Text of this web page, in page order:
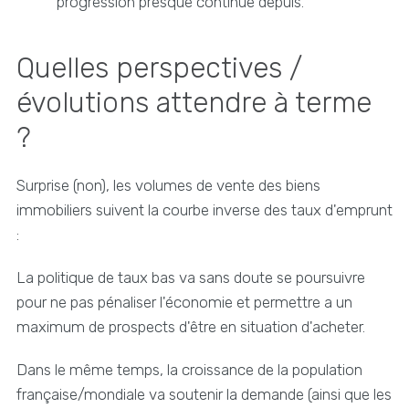
Quelles perspectives /
évolutions attendre à terme
?
Surprise (non), les volumes de vente des biens
immobiliers suivent la courbe inverse des taux d'emprunt
:
La politique de taux bas va sans doute se poursuivre
pour ne pas pénaliser l'économie et permettre a un
maximum de prospects d'être en situation d'acheter.
Dans le même temps, la croissance de la population
française/mondiale va soutenir la demande (ainsi que les